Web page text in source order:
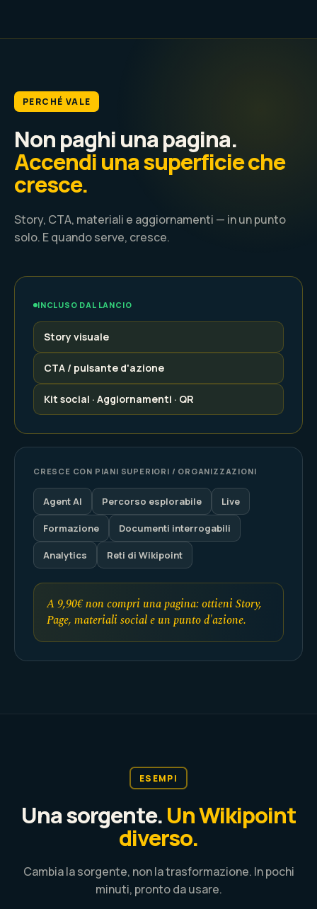
PERCHÉ VALE
Non paghi una pagina.
Accendi una superficie che
cresce.
Story, CTA, materiali e aggiornamenti — in un punto
solo. E quando serve, cresce.
INCLUSO DAL LANCIO
Story visuale
CTA / pulsante d'azione
Kit social · Aggiornamenti · QR
CRESCE CON PIANI SUPERIORI / ORGANIZZAZIONI
Agent AI Percorso esplorabile Live
Formazione Documenti interrogabili
Analytics Reti di Wikipoint
A 9,90€ non compri una pagina: ottieni Story,
Page, materiali social e un punto d'azione.
ESEMPI
Una sorgente.Un Wikipoint
diverso.
Cambia la sorgente, non la trasformazione. In pochi
minuti, pronto da usare.